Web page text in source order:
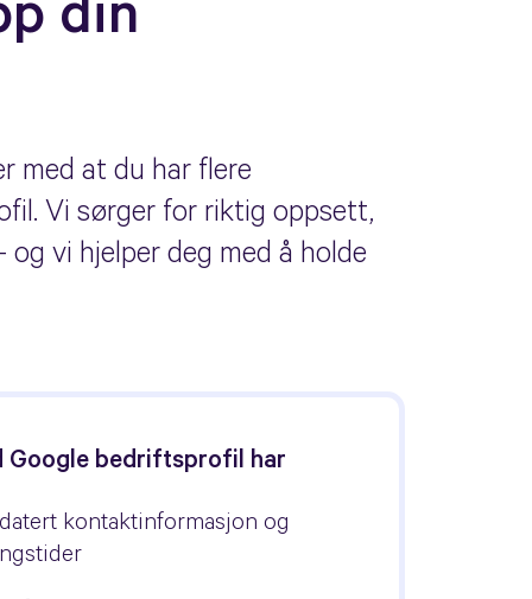
din
med at du har flere
Vi sørger for riktig oppsett,
vi hjelper deg med å holde
Google bedriftsprofil har
kontaktinformasjon og